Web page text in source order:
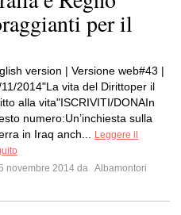
per il
version | Versione web#43 |
2014"La vita del Dirittoper il
alla vita"ISCRIVITI/DONAIn
numero:Un’inchiesta sulla
in Iraq anch...
Leggere il
novembre 2014 da Albamontori